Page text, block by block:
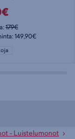
179€
149,90€
- Luistelumonot